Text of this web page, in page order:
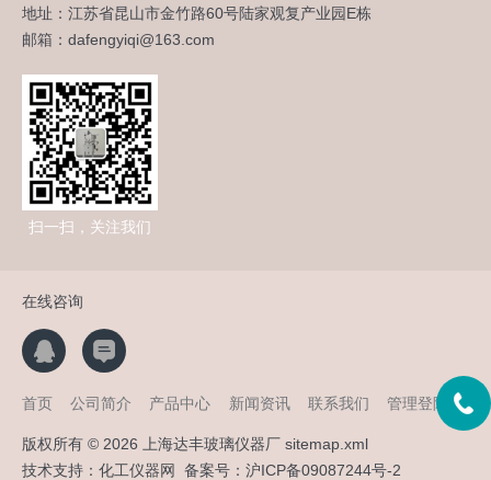
地址：江苏省昆山市金竹路60号陆家观复产业园E栋
邮箱：dafengyiqi@163.com
扫一扫，关注我们
在线咨询
首页 公司简介 产品中心 新闻资讯 联系我们 管理登陆
版权所有 © 2026 上海达丰玻璃仪器厂 sitemap.xml
技术支持： 化工仪器网 备案号： 沪ICP备09087244号-2